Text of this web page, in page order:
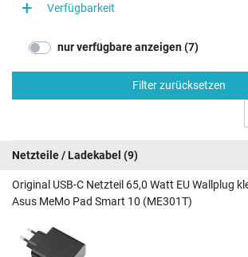
Verfügbarkeit
nur verfügbare anzeigen (7)
Filter zurücksetzen
Netzteile / Ladekabel (9)
Original USB-C Netzteil 65,0 Watt EU Wallplug
Asus MeMo Pad Smart 10 (ME301T)